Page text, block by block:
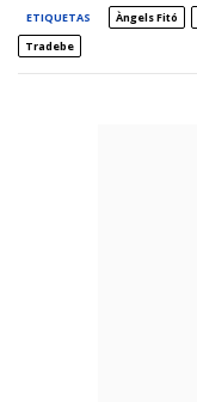
ETIQUETAS Àngels Fitó
Tradebe